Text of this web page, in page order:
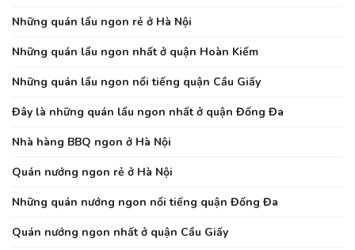
Những quán lẩu ngon rẻ ở Hà Nội
Những quán lẩu ngon nhất ở quận Hoàn Kiếm
Những quán lẩu ngon nổi tiếng quận Cầu Giấy
Đây là những quán lẩu ngon nhất ở quận Đống Đa
Nhà hàng BBQ ngon ở Hà Nội
Quán nướng ngon rẻ ở Hà Nội
Những quán nướng ngon nổi tiếng quận Đống Đa
Quán nướng ngon nhất ở quận Cầu Giấy